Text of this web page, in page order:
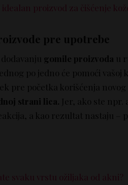
proizvod za čišćenje
pre upotrebe
gomile proizvoda u
po jedno će pomoći vašoj
pre početka korišćenja novog
strani lica. Jer, ako ste
a kao rezultat nastaju –
svaku vrstu ožiljaka od akni?